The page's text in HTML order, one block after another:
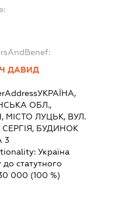
ДАВИД
УКРАЇНА,
ОБЛ.,
МІСТО ЛУЦЬК, ВУЛ.
БУДИНОК
3
Україна
до статутного
000 (100 %)